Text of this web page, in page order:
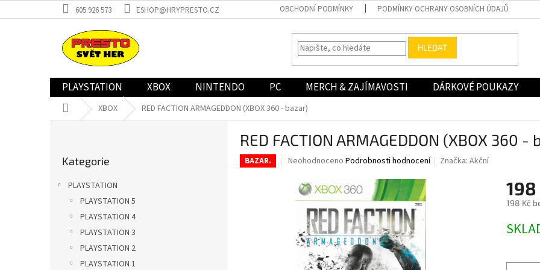
na
605 926 573 ESHOP@HRYPRESTO.CZ OBCHODNÍ PODMÍNKY PODMÍNKY OCHRANY OSOBNÍCH ÚDAJŮ
HLEDAT
PLAYSTATION XBOX NINTENDO PC MERCH & ZAJÍMAVOSTI DÁRKOVÉ POUKAZY
Domů XBOX RED FACTION ARMAGEDDON (XBOX 360 - bazar)
kategorie
Kategorie
PLAYSTATION
PLAYSTATION 5
PLAYSTATION 4
PLAYSTATION 3
PLAYSTATION 2
PLAYSTATION 1
RED FACTION ARMAGEDDON (XBOX 360 -
BAZAR.
Průměrné
produktu
hvězdiček.
Neohodnoceno Podrobnosti hodnocení Značka:Akční
198
198 Kč
cena: